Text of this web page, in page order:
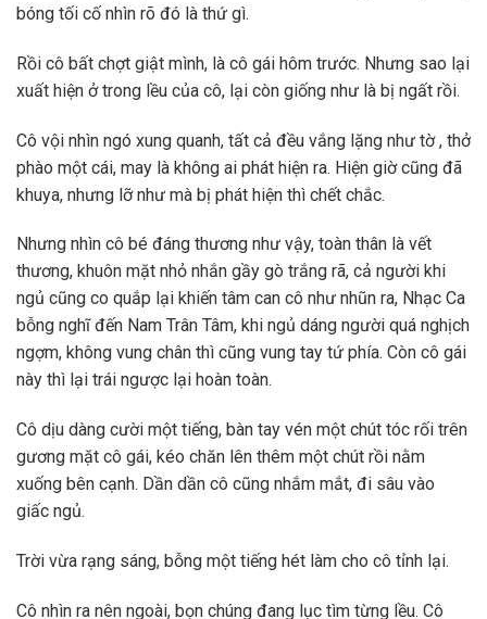
bóng tối cố nhìn rõ đó là thứ gì.
Rồi cô bất chợt giật mình, là cô gái hôm trước. Nhưng sao lại
xuất hiện ở trong lều của cô, lại còn giống như là bị ngất rồi.
Cô vội nhìn ngó xung quanh, tất cả đều vắng lặng như tờ , thở
phào một cái, may là không ai phát hiện ra. Hiện giờ cũng đã
khuya, nhưng lỡ như mà bị phát hiện thì chết chắc.
Nhưng nhìn cô bé đáng thương như vậy, toàn thân là vết
thương, khuôn mặt nhỏ nhắn gầy gò trắng rã, cả người khi
ngủ cũng co quắp lại khiến tâm can cô như nhũn ra, Nhạc Ca
bỗng nghĩ đến Nam Trân Tâm, khi ngủ dáng người quá nghịch
ngợm, không vung chân thì cũng vung tay tứ phía. Còn cô gái
này thì lại trái ngược lại hoàn toàn.
Cô dịu dàng cười một tiếng, bàn tay vén một chút tóc rối trên
gương mặt cô gái, kéo chăn lên thêm một chút rồi nằm
xuống bên cạnh. Dần dần cô cũng nhắm mắt, đi sâu vào
giấc ngủ.
Trời vừa rạng sáng, bỗng một tiếng hét làm cho cô tỉnh lại.
Cô nhìn ra nên ngoài, bọn chúng đang lục tìm từng lều. Cô